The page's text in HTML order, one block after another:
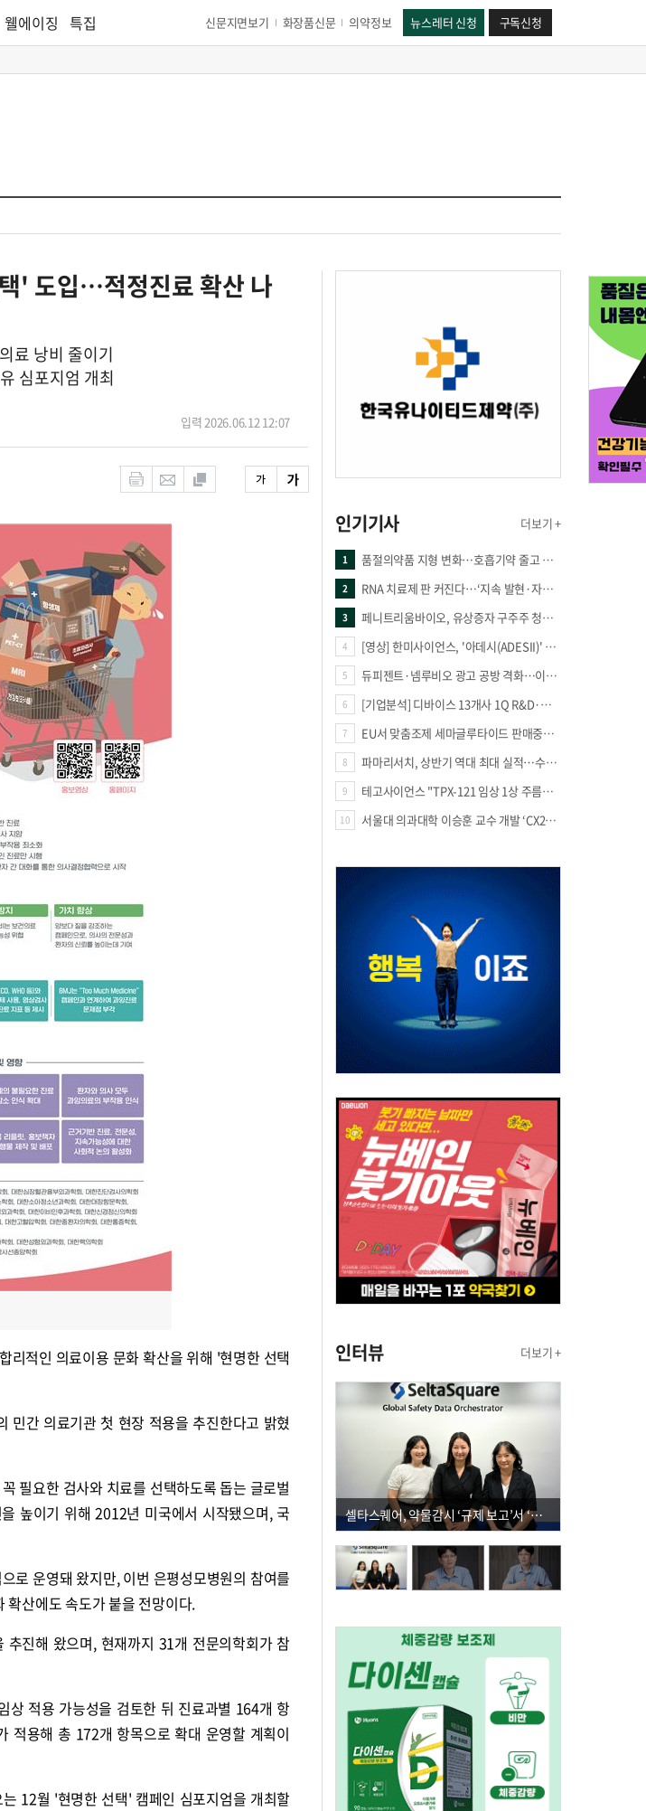
웰에이징 특집 신문지면보기 화장품신문 의약정보 뉴스레터 신청 구독신청
' 도입…적정진료 확산 나
료 낭비 줄이기
심포지엄 개최
입력 2026.06.12 12:07
리적인 의료이용 문화 확산을 위해 '현명한 선택
민간 의료기관 첫 현장 적용을 추진한다고 밝혔
필요한 검사와 치료를 선택하도록 돕는 글로벌
높이기 위해 2012년 미국에서 시작됐으며, 국
로 운영돼 왔지만, 이번 은평성모병원의 참여를
산에도 속도가 붙을 전망이다.
진해 왔으며, 현재까지 31개 전문의학회가 참
상 적용 가능성을 검토한 뒤 진료과별 164개 항
적용해 총 172개 항목으로 확대 운영할 계획이
12월 '현명한 선택' 캠페인 심포지엄을 개최할
인기기사 더보기 +
1 품절의약품 지형 변화…호흡기약 줄고 만성질환 복합제 늘었다
2 RNA 치료제 판 커진다…‘지속 발현·자가증폭·단백질 복원’ 경쟁
3 페니트리움바이오, 유상증자 구주주 청약률 91.03% 기록
4 [영상] 한미사이언스, '아데시(ADESII)' 앞세워 더마 시장 판도 바꾼다
5 듀피젠트·넴루비오 광고 공방 격화…이번엔 사노피가 일부 문구 변경
6 [기업분석] 디바이스 13개사 1Q R&D·해외매출 증가
7 EU서 맞춤조제 세마글루타이드 판매중단 판결
8 파마리서치, 상반기 역대 최대 실적…수출 47% 늘며 성장 견인
9 테고사이언스 "TPX-121 임상 1상 주름개선 66.7%·안전성 확보"
10 서울대 의과대학 이승훈 교수 개발 ‘CX213’, 미국 FDA 패스트트랙 지정
인터뷰 더보기 +
셀타스퀘어, 약물감시 ‘규제 보고’서 ‘데이터 의사결정’으로 "PVX 전환 요구 커진다"